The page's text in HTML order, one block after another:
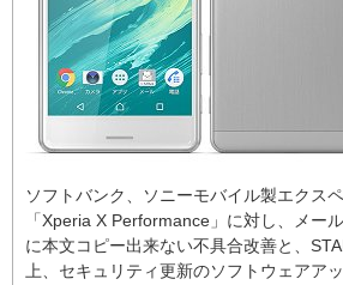
ソフトバンク、ソニーモバイル製エクス
「Xperia X Performance」に対し、メー
に本文コピー出来ない不具合改善と、
上、セキュリティ更新のソフトウェアア